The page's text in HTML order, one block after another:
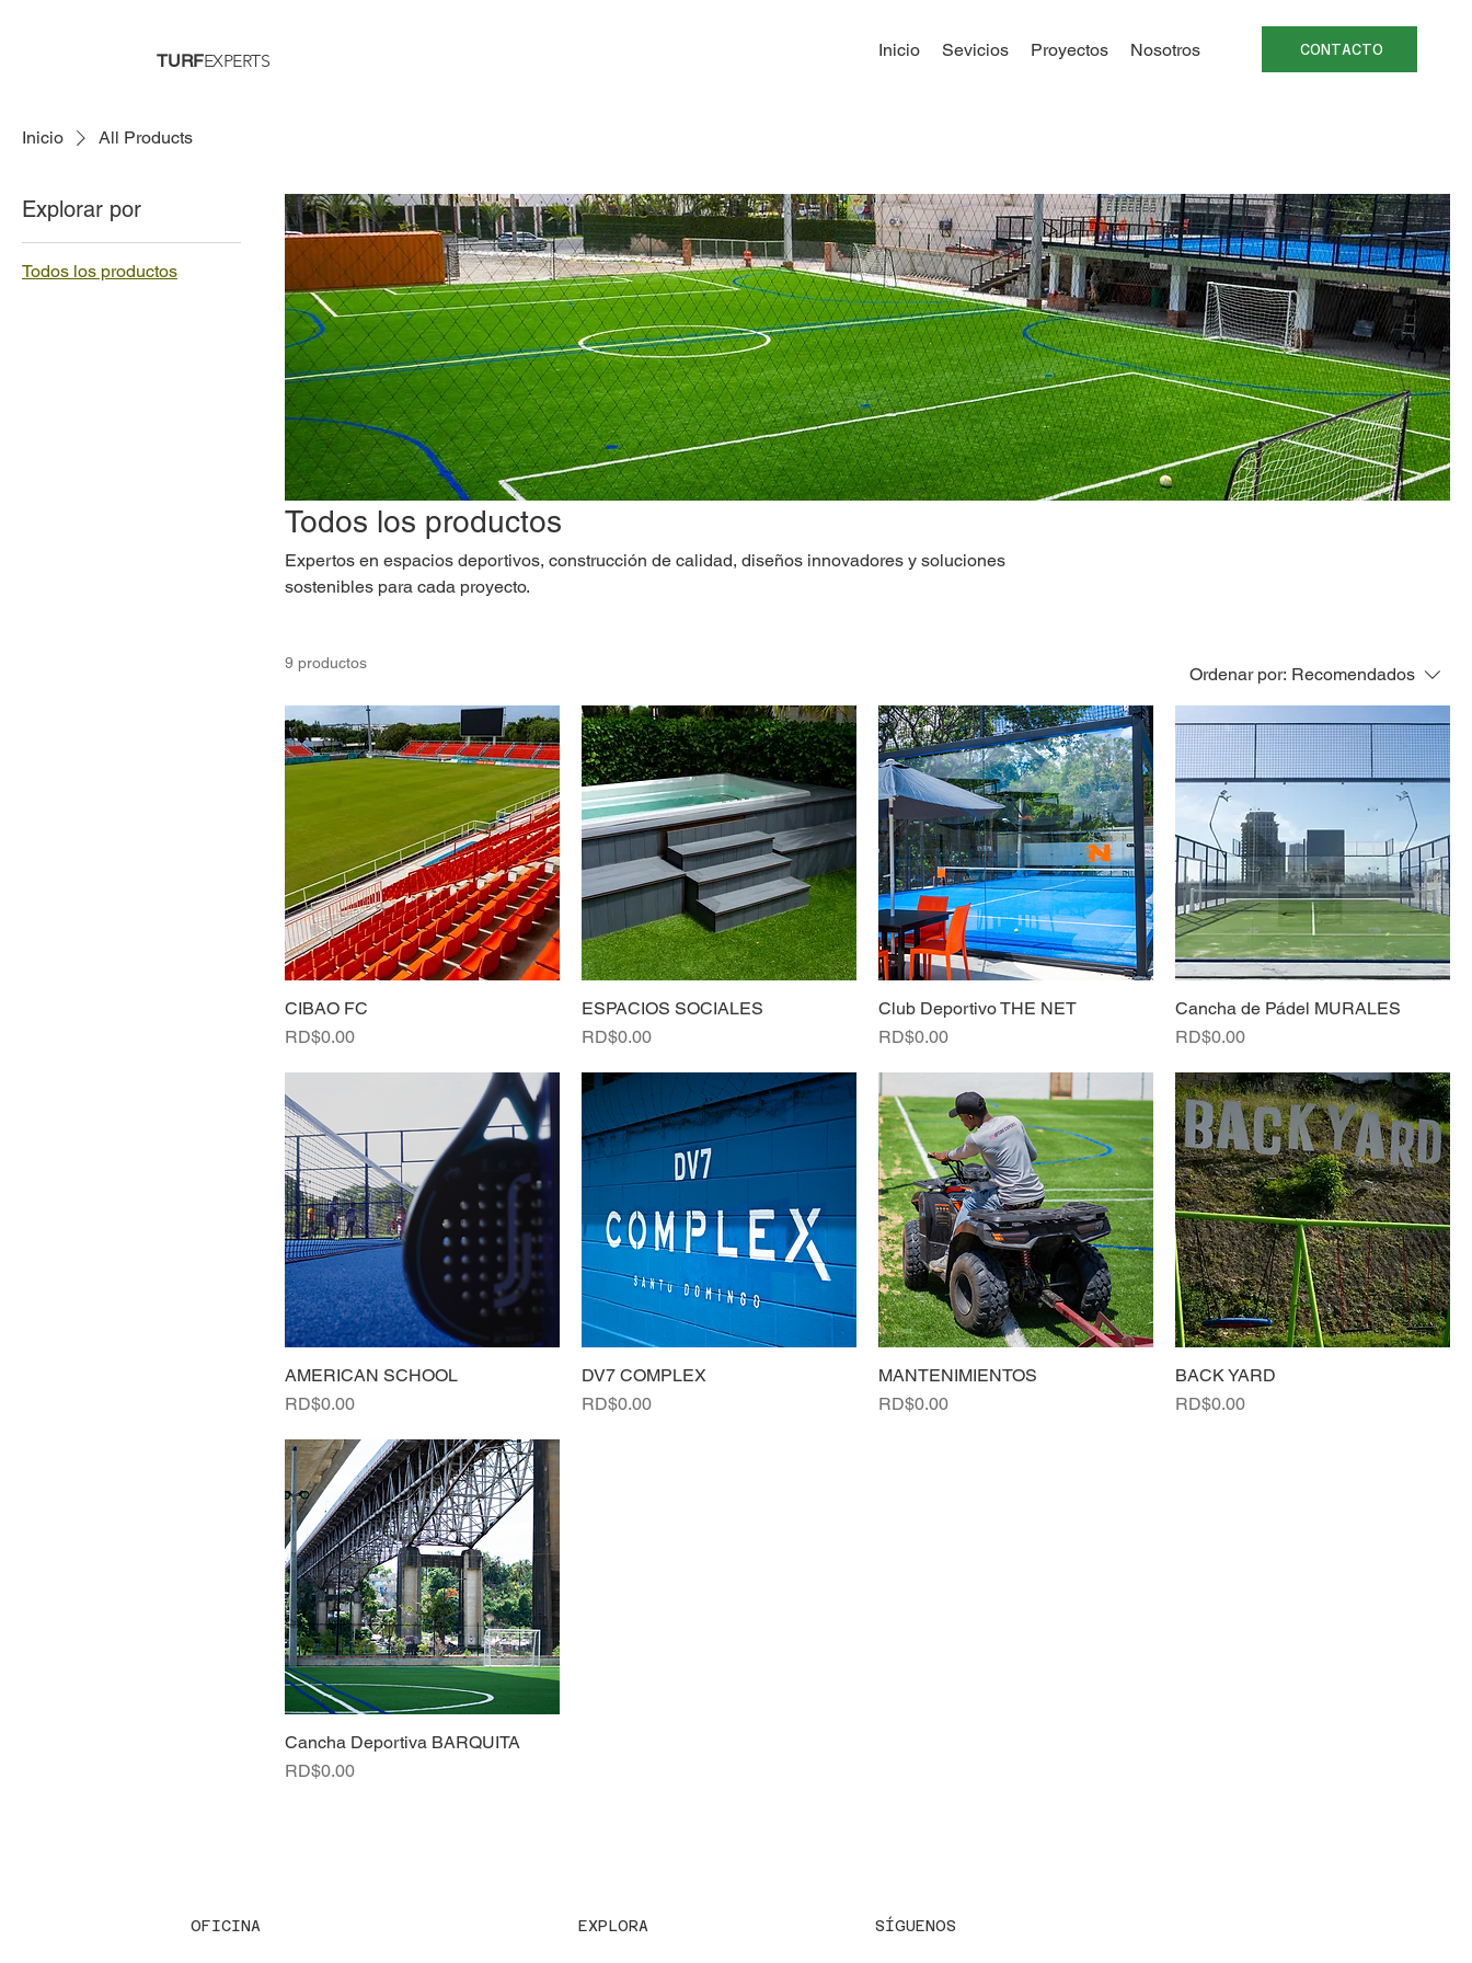
TURFEXPERTS
Inicio Sevicios Proyectos Nosotros CONTACTO
Inicio All Products
Explorar por
Todos los productos
Todos los productos
Expertos en espacios deportivos, construcción de calidad, diseños innovadores y soluciones
sostenibles para cada proyecto.
9 productos
Ordenar por: Recomendados
CIBAO FC
Precio
RD$0.00
ESPACIOS SOCIALES
Precio
RD$0.00
Club Deportivo THE NET
Precio
RD$0.00
Cancha de Pádel MURALES
Precio
RD$0.00
AMERICAN SCHOOL
Precio
RD$0.00
DV7 COMPLEX
Precio
RD$0.00
MANTENIMIENTOS
Precio
RD$0.00
BACK YARD
Precio
RD$0.00
Cancha Deportiva BARQUITA
Precio
RD$0.00
OFICINA EXPLORA SÍGUENOS